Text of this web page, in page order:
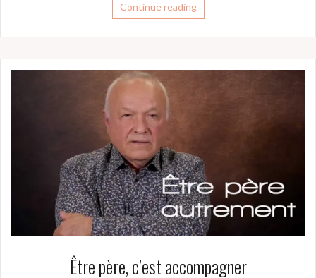
Continue reading
Être père, c’est accompagner